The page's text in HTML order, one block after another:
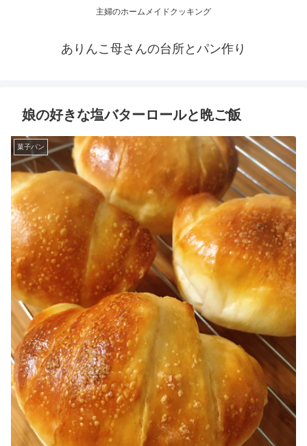
主婦のホームメイドクッキング
ありんこ母さんの台所とパン作り
娘の好きな塩バターロールと晩ご飯
菓子パン